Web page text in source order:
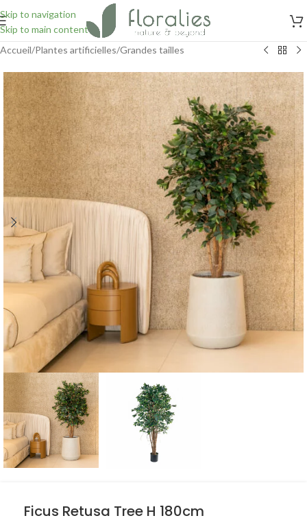
Skip to navigation
Skip to main content
Accueil/Plantes artificielles/Grandes tailles
Ficus Retusa Tree H 180cm